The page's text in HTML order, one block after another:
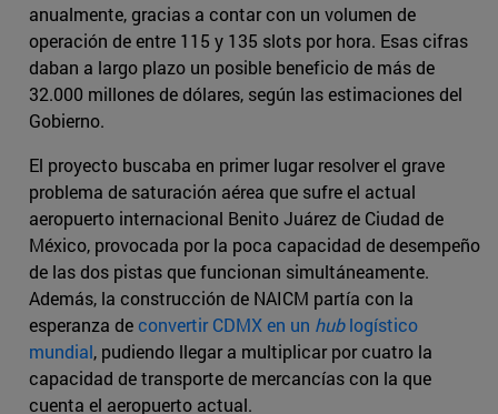
anualmente, gracias a contar con un volumen de
operación de entre 115 y 135 slots por hora. Esas cifras
daban a largo plazo un posible beneficio de más de
32.000 millones de dólares, según las estimaciones del
Gobierno.
El proyecto buscaba en primer lugar resolver el grave
problema de saturación aérea que sufre el actual
aeropuerto internacional Benito Juárez de Ciudad de
México, provocada por la poca capacidad de desempeño
de las dos pistas que funcionan simultáneamente.
Además, la construcción de NAICM partía con la
esperanza deconvertir CDMX en un hublogístico
mundial, pudiendo llegar a multiplicar por cuatro la
capacidad de transporte de mercancías con la que
cuenta el aeropuerto actual.